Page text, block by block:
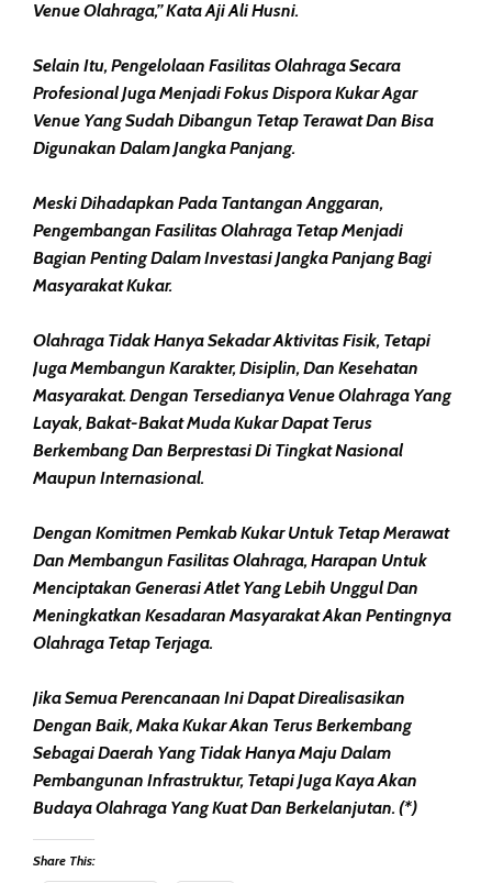
Venue Olahraga,” Kata Aji Ali Husni.
Selain Itu, Pengelolaan Fasilitas Olahraga Secara
Profesional Juga Menjadi Fokus Dispora Kukar Agar
Venue Yang Sudah Dibangun Tetap Terawat Dan Bisa
Digunakan Dalam Jangka Panjang.
Meski Dihadapkan Pada Tantangan Anggaran,
Pengembangan Fasilitas Olahraga Tetap Menjadi
Bagian Penting Dalam Investasi Jangka Panjang Bagi
Masyarakat Kukar.
Olahraga Tidak Hanya Sekadar Aktivitas Fisik, Tetapi
Juga Membangun Karakter, Disiplin, Dan Kesehatan
Masyarakat. Dengan Tersedianya Venue Olahraga Yang
Layak, Bakat-Bakat Muda Kukar Dapat Terus
Berkembang Dan Berprestasi Di Tingkat Nasional
Maupun Internasional.
Dengan Komitmen Pemkab Kukar Untuk Tetap Merawat
Dan Membangun Fasilitas Olahraga, Harapan Untuk
Menciptakan Generasi Atlet Yang Lebih Unggul Dan
Meningkatkan Kesadaran Masyarakat Akan Pentingnya
Olahraga Tetap Terjaga.
Jika Semua Perencanaan Ini Dapat Direalisasikan
Dengan Baik, Maka Kukar Akan Terus Berkembang
Sebagai Daerah Yang Tidak Hanya Maju Dalam
Pembangunan Infrastruktur, Tetapi Juga Kaya Akan
Budaya Olahraga Yang Kuat Dan Berkelanjutan. (*)
Share This: